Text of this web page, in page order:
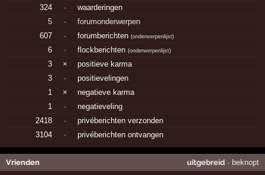
324
·
waarderingen
5
·
forumonderwerpen
607
· forumberichten(onderwerpenlijst)
6 · flockberichten(onderwerpenlijst)
3 ×
positieve karma
3
·
positievelingen
1
×
negatieve karma
1
·
negatieveling
2418
·
privéberichten verzonden
3104
· privéberichten ontvangen
Vrienden uitgebreid· beknopt